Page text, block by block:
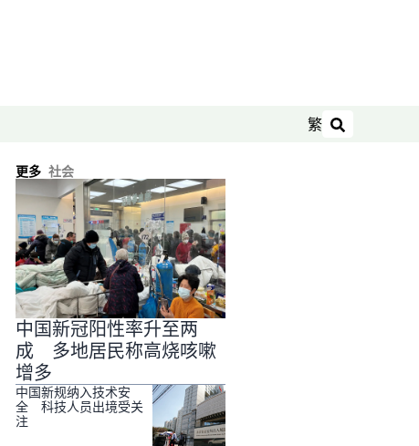
繁
搜索
更多 社会
中国新冠阳性率升至两
成 多地居民称高烧咳嗽
增多
中国新规纳入技术安
全 科技人员出境受关
注